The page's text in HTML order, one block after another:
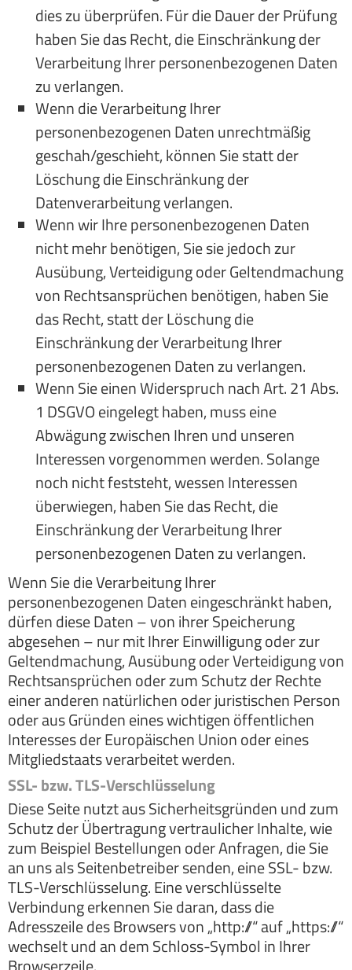
dies zu überprüfen. Für die Dauer der Prüfung
haben Sie das Recht, die Einschränkung der
Verarbeitung Ihrer personenbezogenen Daten
zu verlangen.
Wenn die Verarbeitung Ihrer
personenbezogenen Daten unrechtmäßig
geschah/geschieht, können Sie statt der
Löschung die Einschränkung der
Datenverarbeitung verlangen.
Wenn wir Ihre personenbezogenen Daten
nicht mehr benötigen, Sie sie jedoch zur
Ausübung, Verteidigung oder Geltendmachung
von Rechtsansprüchen benötigen, haben Sie
das Recht, statt der Löschung die
Einschränkung der Verarbeitung Ihrer
personenbezogenen Daten zu verlangen.
Wenn Sie einen Widerspruch nach Art. 21 Abs.
1 DSGVO eingelegt haben, muss eine
Abwägung zwischen Ihren und unseren
Interessen vorgenommen werden. Solange
noch nicht feststeht, wessen Interessen
überwiegen, haben Sie das Recht, die
Einschränkung der Verarbeitung Ihrer
personenbezogenen Daten zu verlangen.
Wenn Sie die Verarbeitung Ihrer
personenbezogenen Daten eingeschränkt haben,
dürfen diese Daten – von ihrer Speicherung
abgesehen – nur mit Ihrer Einwilligung oder zur
Geltendmachung, Ausübung oder Verteidigung von
Rechtsansprüchen oder zum Schutz der Rechte
einer anderen natürlichen oder juristischen Person
oder aus Gründen eines wichtigen öffentlichen
Interesses der Europäischen Union oder eines
Mitgliedstaats verarbeitet werden.
SSL- bzw. TLS-Verschlüsselung
Diese Seite nutzt aus Sicherheitsgründen und zum
Schutz der Übertragung vertraulicher Inhalte, wie
zum Beispiel Bestellungen oder Anfragen, die Sie
an uns als Seitenbetreiber senden, eine SSL- bzw.
TLS-Verschlüsselung. Eine verschlüsselte
Verbindung erkennen Sie daran, dass die
Adresszeile des Browsers von „http://“ auf „https://“
wechselt und an dem Schloss-Symbol in Ihrer